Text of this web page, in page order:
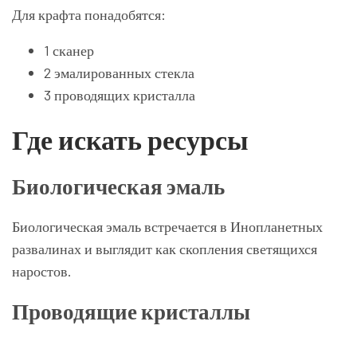
Для крафта понадобятся:
1 сканер
2 эмалированных стекла
3 проводящих кристалла
Где искать ресурсы
Биологическая эмаль
Биологическая эмаль встречается в Инопланетных
развалинах и выглядит как скопления светящихся
наростов.
Проводящие кристаллы